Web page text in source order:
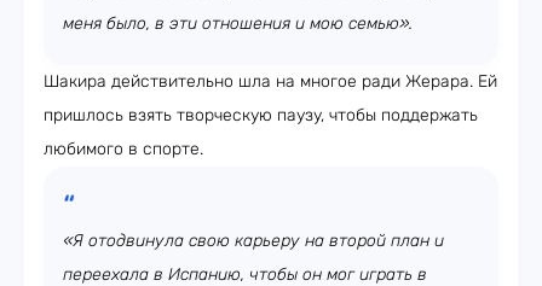
меня было, в эти отношения и мою семью».
Шакира действительно шла на многое ради Жерара. Ей
пришлось взять творческую паузу, чтобы поддержать
любимого в спорте.
«Я отодвинула свою карьеру на второй план и
переехала в Испанию, чтобы он мог играть в